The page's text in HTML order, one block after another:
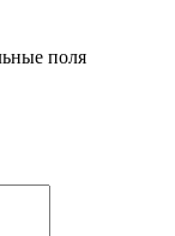
поля